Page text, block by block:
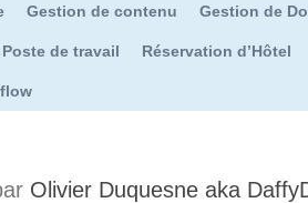
Gestion de contenu Gestion de
Poste de travail Réservation d’Hôtel
Olivier Duquesne aka